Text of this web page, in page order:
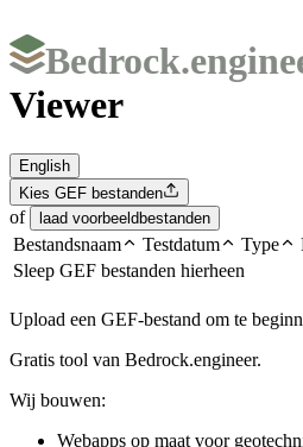
Viewer
English
Kies GEF bestanden
of laad voorbeeldbestanden
Bestandsnaam Testdatum Type
Sleep GEF bestanden hierheen
Upload een GEF-bestand om te
Gratis tool van Bedrock.engineer.
Wij bouwen:
Webapps op maat voor